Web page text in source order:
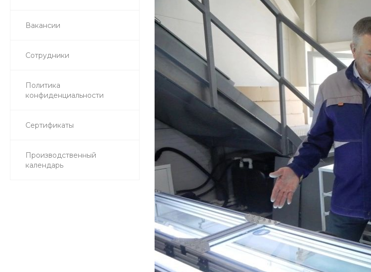
Вакансии
Сотрудники
Политика
конфиденциальности
Сертификаты
Производственный
календарь